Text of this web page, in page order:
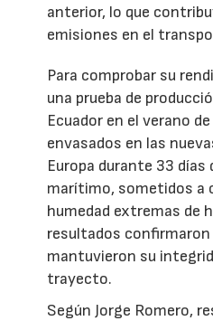
anterior, lo que
emisiones en el
Para comprobar su
una prueba de
Ecuador en el verano
envasados en las
Europa durante 33
marítimo, sometidos a
humedad extremas de
resultados confirmaron
mantuvieron su
trayecto.
Según Jorge Romero,